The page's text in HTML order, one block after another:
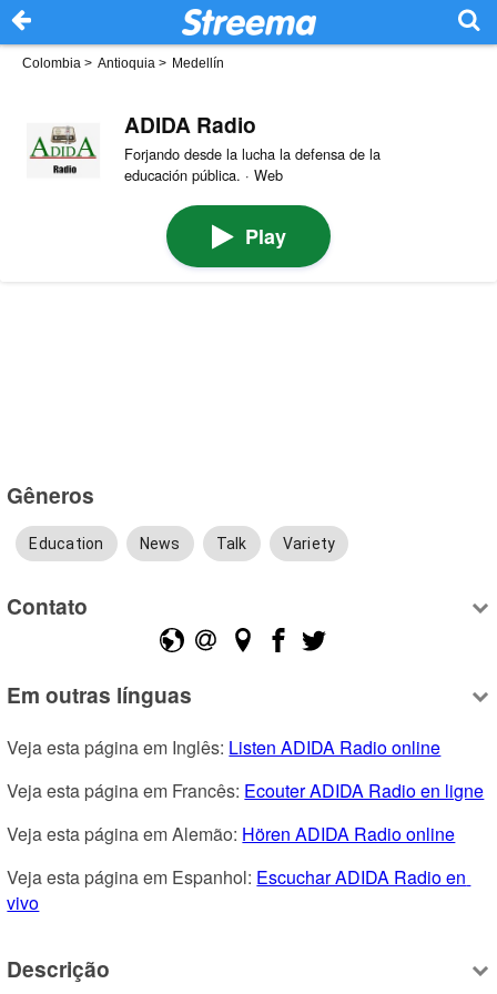
Colombia > Antioquia > Medellín
ADIDA Radio
Forjando desde la lucha la defensa de la
educación pública. · Web
Play
Gêneros
Education News Talk Variety
Contato
Em outras línguas
Veja esta página em Inglês: Listen ADIDA Radio online
Veja esta página em Francês: Ecouter ADIDA Radio en ligne
Veja esta página em Alemão: Hören ADIDA Radio online
Veja esta página em Espanhol: Escuchar ADIDA Radio en
vivo
Descrição